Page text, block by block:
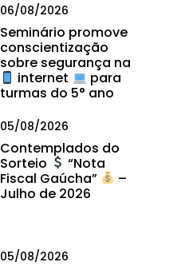
06/08/2026
Seminário promove
conscientização
sobre segurança na
internet
para
turmas do 5° ano
05/08/2026
Contemplados do
Sorteio
“Nota
Fiscal Gaúcha”
–
Julho de 2026
05/08/2026